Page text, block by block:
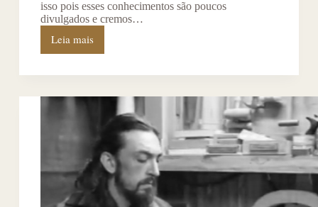
isso pois esses conhecimentos são poucos
divulgados e cremos…
Leia mais